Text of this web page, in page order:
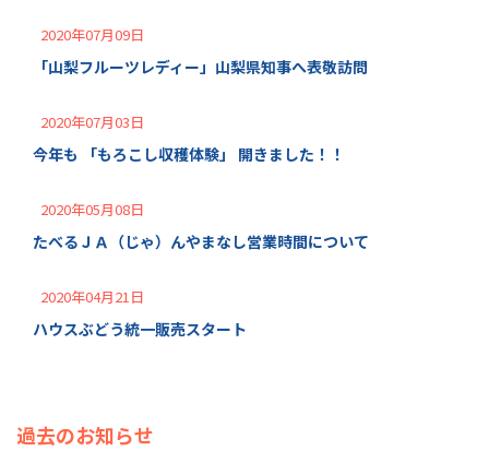
2020年07月09日
「山梨フルーツレディー」山梨県知事へ表敬訪問
2020年07月03日
今年も 「もろこし収穫体験」 開きました！！
2020年05月08日
たべるＪＡ（じゃ）んやまなし営業時間について
2020年04月21日
ハウスぶどう統一販売スタート
過去のお知らせ